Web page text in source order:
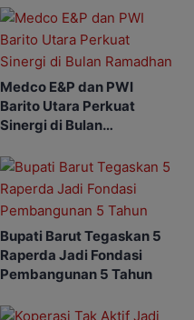
Medco E&P dan PWI
Barito Utara Perkuat
Sinergi di Bulan
Bupati Barut Tegaskan 5
Raperda Jadi Fondasi
Pembangunan 5 Tahun